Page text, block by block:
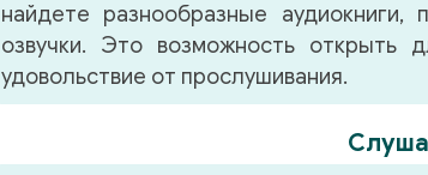
найдете разнообразные
озвучки. Это возможность открыть
удовольствие от прослушивания.